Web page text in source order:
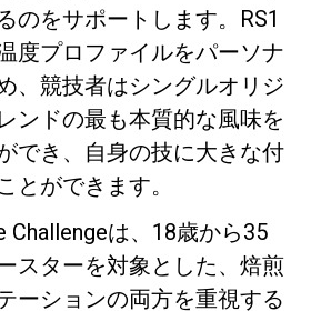
のをサポートします。RS1
度プロファイルをパーソナ
、競技者はシングルオリジ
ンドの最も本質的な風味を
でき、自身の技に大きな付
とができます。
Challengeは、18歳から35
スターを対象とした、焙煎
ーションの両方を重視する